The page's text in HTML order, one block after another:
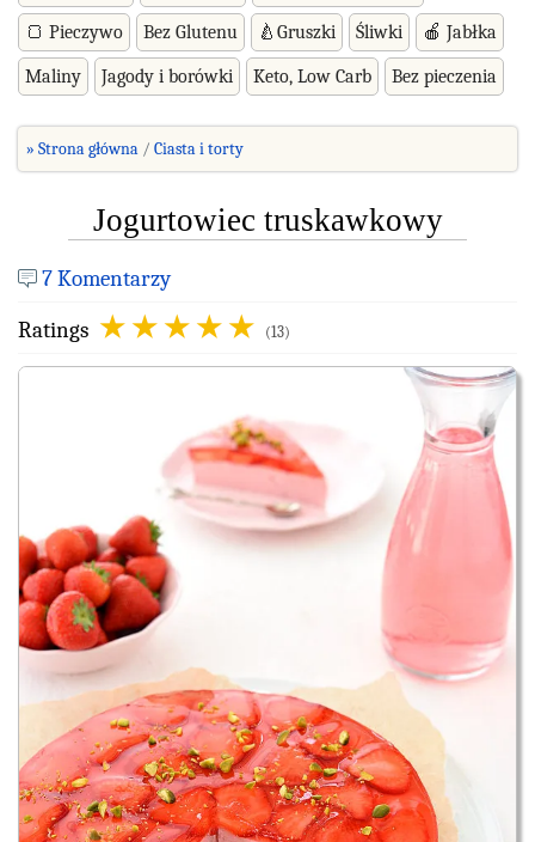
🍞 Pieczywo Bez Glutenu 🍐Gruszki Śliwki 🍎 Jabłka
Maliny Jagody i borówki Keto, Low Carb Bez pieczenia
» Strona główna Ciasta i torty
Jogurtowiec truskawkowy
7 Komentarzy
Ratings
(13)